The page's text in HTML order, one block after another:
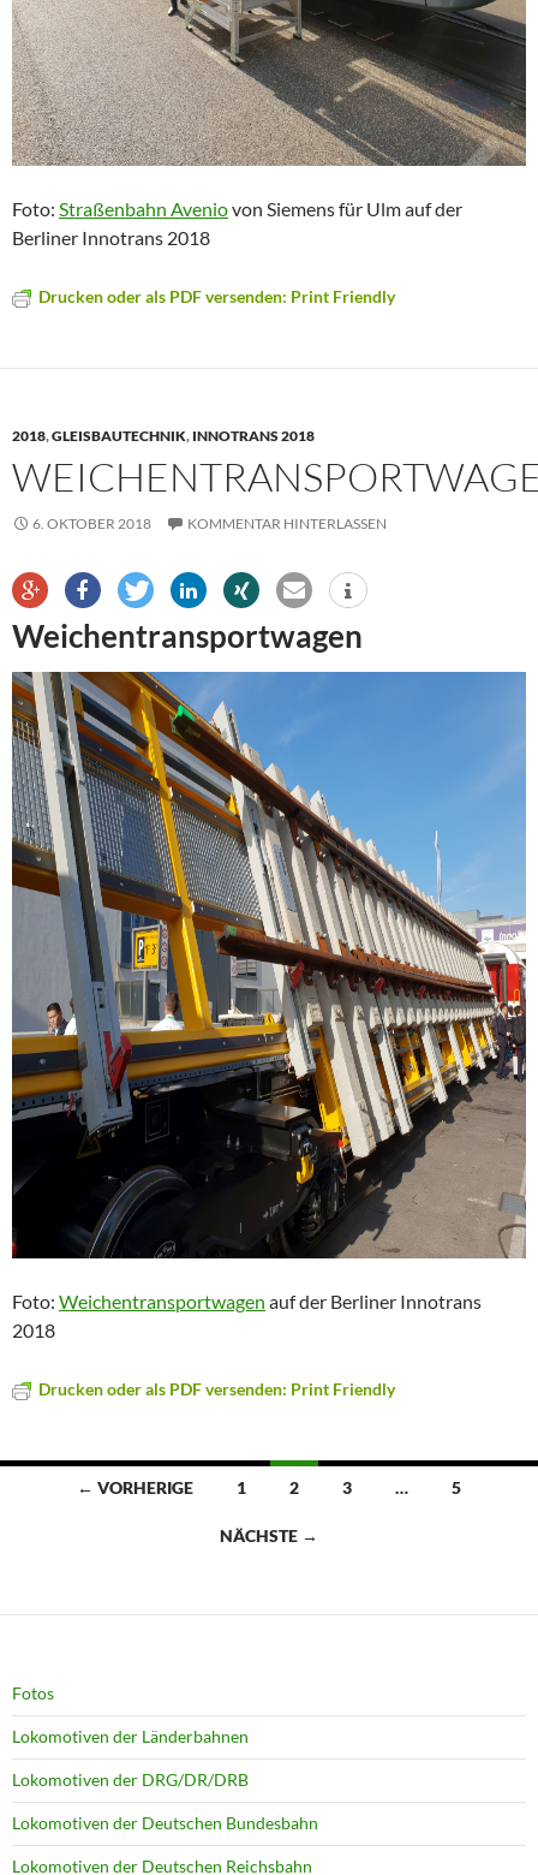
Foto: Straßenbahn Aveniovon Siemens für Ulm auf der
Berliner Innotrans 2018
Drucken oder als PDF versenden: Print Friendly
2018,GLEISBAUTECHNIK, INNOTRANS 2018
6. OKTOBER 2018 KOMMENTAR HINTERLASSEN
Weichentransportwagen
Foto: Weichentransportwagen auf der Berliner Innotrans
2018
Drucken oder als PDF versenden: Print Friendly
Beitragsnavigation
← VORHERIGE 1 2 3 … 5
NÄCHSTE →
Fotos
Lokomotiven der Länderbahnen
Lokomotiven der DRG/DR/DRB
Lokomotiven der Deutschen Bundesbahn
Lokomotiven der Deutschen Reichsbahn